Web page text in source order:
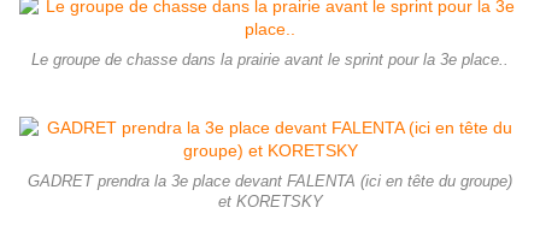
Le groupe de chasse dans la prairie avant le sprint pour la 3e place..
GADRET prendra la 3e place devant FALENTA (ici en tête du groupe)
et KORETSKY